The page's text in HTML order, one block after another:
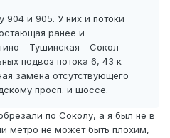
904 и 905. У них и потоки
ранее и
- Тушинская - Сокол -
подвоз потока 6, 43 к
замена отсутствующего
просп. и шоссе.
по Соколу, а я был не в
метро не может быть плохим,